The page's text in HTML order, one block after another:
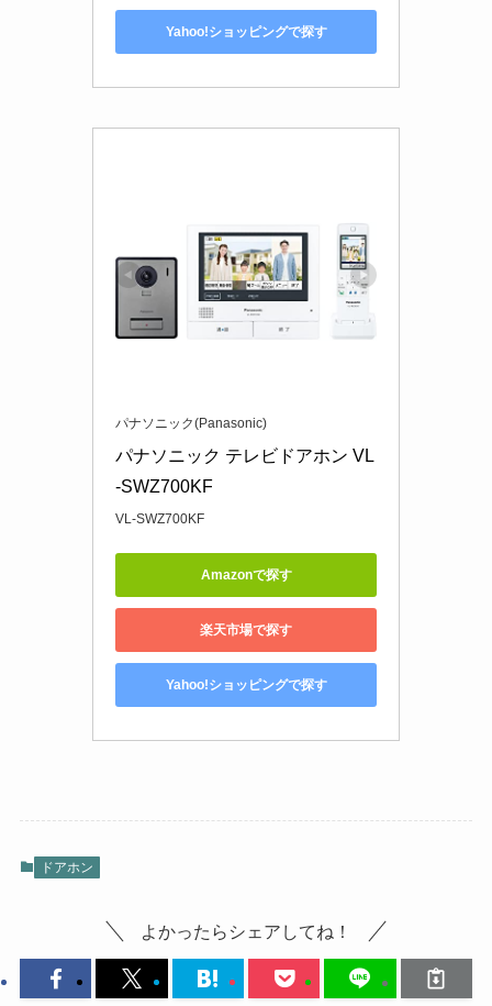
Yahoo!ショッピングで探す
パナソニック(Panasonic)
パナソニック テレビドアホン VL
-SWZ700KF
VL-SWZ700KF
Amazonで探す
楽天市場で探す
Yahoo!ショッピングで探す
ドアホン
よかったらシェアしてね！